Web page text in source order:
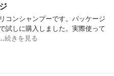
コンシャンプーです。パッケージ
試しに購入しました。実際使って
続きを見る